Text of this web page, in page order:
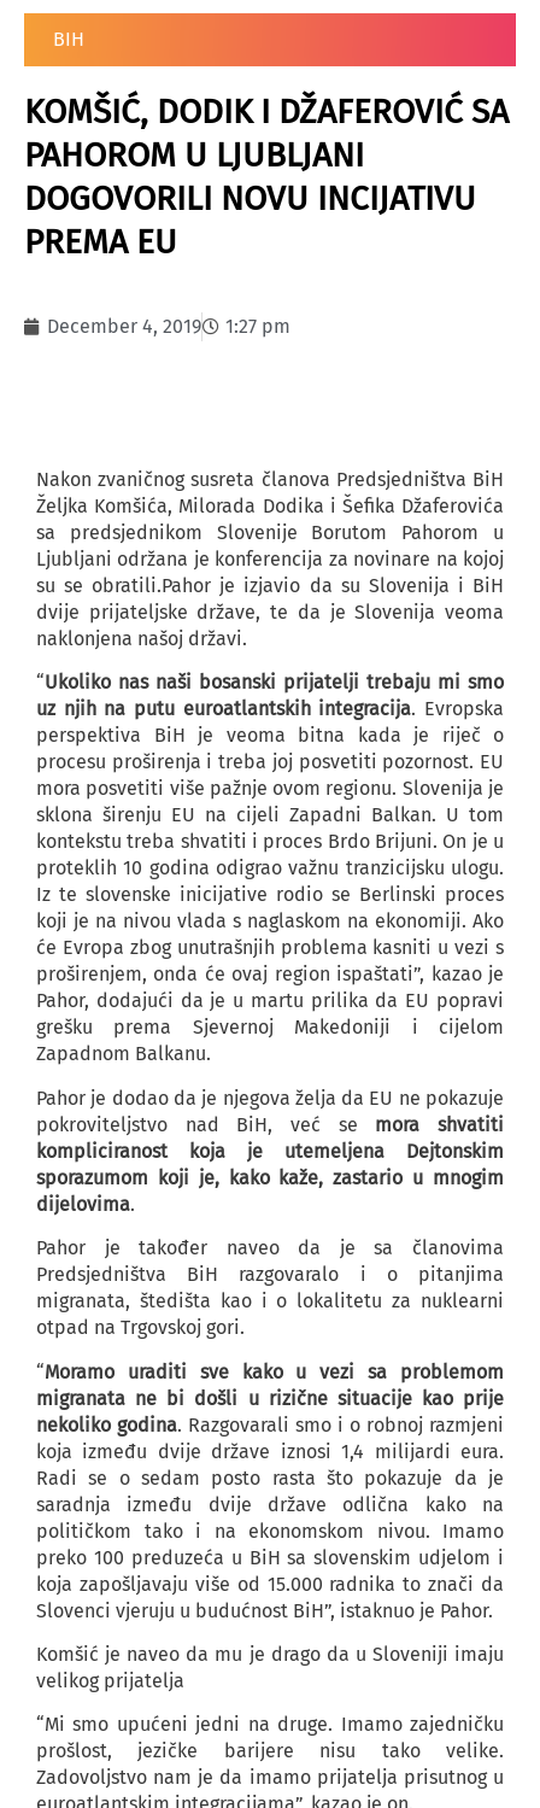
BIH
KOMŠIĆ, DODIK I DŽAFEROVIĆ SA
PAHOROM U LJUBLJANI
DOGOVORILI NOVU INCIJATIVU
PREMA EU
December 4, 2019 1:27 pm
Nakon zvaničnog susreta članova Predsjedništva BiH
Željka Komšića, Milorada Dodika i Šefika Džaferovića
sa predsjednikom Slovenije Borutom Pahorom u
Ljubljani održana je konferencija za novinare na kojoj
su se obratili.Pahor je izjavio da su Slovenija i BiH
dvije prijateljske države, te da je Slovenija veoma
naklonjena našoj državi.
“Ukoliko nas naši bosanski prijatelji trebaju mi smo
uz njih na putu euroatlantskih integracija. Evropska
perspektiva BiH je veoma bitna kada je riječ o
procesu proširenja i treba joj posvetiti pozornost. EU
mora posvetiti više pažnje ovom regionu. Slovenija je
sklona širenju EU na cijeli Zapadni Balkan. U tom
kontekstu treba shvatiti i proces Brdo Brijuni. On je u
proteklih 10 godina odigrao važnu tranzicijsku ulogu.
Iz te slovenske inicijative rodio se Berlinski proces
koji je na nivou vlada s naglaskom na ekonomiji. Ako
će Evropa zbog unutrašnjih problema kasniti u vezi s
proširenjem, onda će ovaj region ispaštati”, kazao je
Pahor, dodajući da je u martu prilika da EU popravi
grešku prema Sjevernoj Makedoniji i cijelom
Zapadnom Balkanu.
Pahor je dodao da je njegova želja da EU ne pokazuje
pokroviteljstvo nad BiH, već se mora shvatiti
kompliciranost koja je utemeljena Dejtonskim
sporazumom koji je, kako kaže, zastario u mnogim
dijelovima.
Pahor je također naveo da je sa članovima
Predsjedništva BiH razgovaralo i o pitanjima
migranata, štedišta kao i o lokalitetu za nuklearni
otpad na Trgovskoj gori.
“Moramo uraditi sve kako u vezi sa problemom
migranata ne bi došli u rizične situacije kao prije
nekoliko godina. Razgovarali smo i o robnoj razmjeni
koja između dvije države iznosi 1,4 milijardi eura.
Radi se o sedam posto rasta što pokazuje da je
saradnja između dvije države odlična kako na
političkom tako i na ekonomskom nivou. Imamo
preko 100 preduzeća u BiH sa slovenskim udjelom i
koja zapošljavaju više od 15.000 radnika to znači da
Slovenci vjeruju u budućnost BiH”, istaknuo je Pahor.
Komšić je naveo da mu je drago da u Sloveniji imaju
velikog prijatelja
“Mi smo upućeni jedni na druge. Imamo zajedničku
prošlost, jezičke barijere nisu tako velike.
Zadovoljstvo nam je da imamo prijatelja prisutnog u